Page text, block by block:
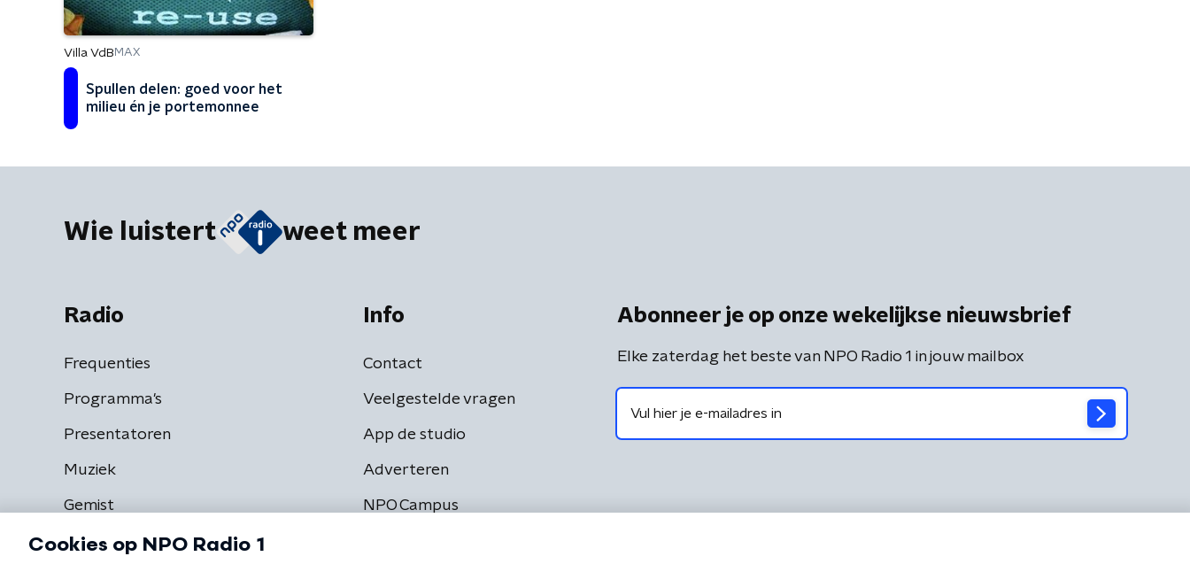
Villa VdB MAX
Spullen delen: goed voor het
milieu én je portemonnee
Wie luistert weet meer
Radio
Frequenties
Programma's
Presentatoren
Muziek
Gemist
Info
Contact
Veelgestelde vragen
App de studio
Adverteren
NPO Campus
Abonneer je op onze wekelijkse nieuwsbrief
Elke zaterdag het beste van NPO Radio 1 in jouw mailbox